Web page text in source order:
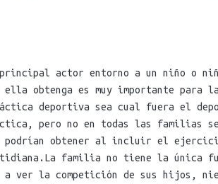
actor entorno a un niño o
ella obtenga es muy importante para
deportiva sea cual fuera el
pero no en todas las familias
podrían obtener al incluir el
familia no tiene la única
a ver la competición de sus hijos,